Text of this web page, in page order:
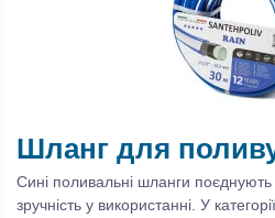
Шланг для
Сині поливальні шланги поєднують
зручність у використанні. У